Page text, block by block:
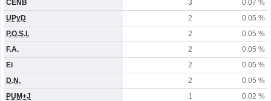
CENB
3
0.07 %
UPyD
2
0.05 %
P.O.S.I.
2
0.05 %
F.A.
2
0.05 %
Ei
2
0.05 %
D.N.
2
0.05 %
PUM+J
1
0.02 %